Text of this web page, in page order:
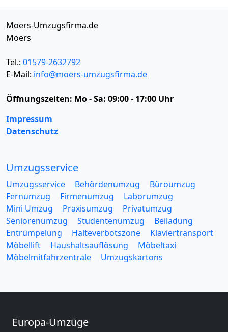
Moers-Umzugsfirma.de
Moers
Tel.: 01579-2632792
E-Mail: info@moers-umzugsfirma.de
Öffnungszeiten: Mo - Sa: 09:00 - 17:00 Uhr
Impressum
Datenschutz
Umzugsservice
Umzugsservice Behördenumzug
Büroumzug
Fernumzug
Firmenumzug
Laborumzug
Mini Umzug
Praxisumzug
Privatumzug
Seniorenumzug
Studentenumzug
Beiladung
Entrümpelung
Halteverbotszone
Klaviertransport
Möbellift
Haushaltsauflösung
Möbeltaxi
Möbelmitfahrzentrale
Umzugskartons
Europa-Umzüge